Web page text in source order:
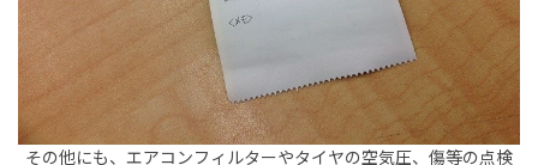
その他にも、エアコンフィルターやタイヤの空気圧、傷等の点検